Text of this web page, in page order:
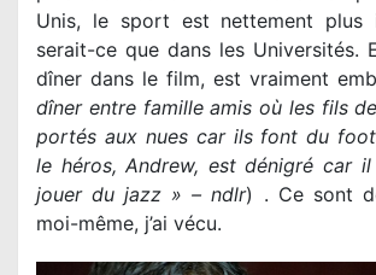
Unis, le sport est nettement plus
serait-ce que dans les Universités.
dîner dans le film, est vraiment
dîner entre famille amis où les fils
portés aux nues car ils font du
le héros, Andrew, est dénigré car
jouer du jazz » – ndlr) . Ce sont
moi-même, j’ai vécu.